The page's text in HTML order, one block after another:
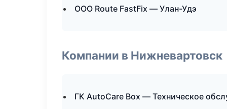
ООО Route FastFix — Улан-Удэ
Компании в Нижневартовск
ГК AutoCare Box — Техническое